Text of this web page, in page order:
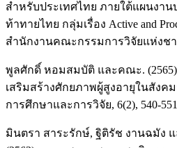
สำหรับประเทศไทย ภายใต้แผนงา
ท้าทายไทย กลุ่มเรื่อง Active and
สำนักงานคณะกรรมการวิจัยแห่งช
พูลศักดิ์ หอมสมบัติ และคณะ.
เสริมสร้างศักยภาพผู้สูงอายุในสังค
การศึกษาและการวิจัย, 6(2), 540-
มินตรา สาระรักษ์, ฐิติรัช งานฉมัง